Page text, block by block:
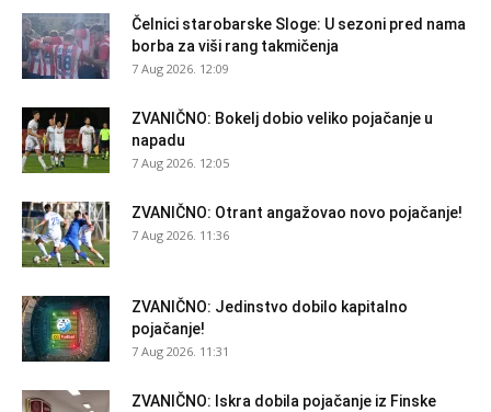
Čelnici starobarske Sloge: U sezoni pred nama
borba za viši rang takmičenja
7 Aug 2026. 12:09
ZVANIČNO: Bokelj dobio veliko pojačanje u
napadu
7 Aug 2026. 12:05
ZVANIČNO: Otrant angažovao novo pojačanje!
7 Aug 2026. 11:36
ZVANIČNO: Jedinstvo dobilo kapitalno
pojačanje!
7 Aug 2026. 11:31
ZVANIČNO: Iskra dobila pojačanje iz Finske